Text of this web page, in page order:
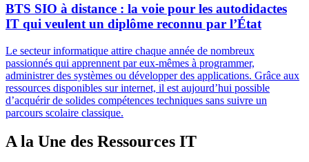
BTS SIO à distance : la voie pour les autodidactes
IT qui veulent un diplôme reconnu par l’État
Le secteur informatique attire chaque année de nombreux
passionnés qui apprennent par eux-mêmes à programmer,
administrer des systèmes ou développer des applications. Grâce aux
ressources disponibles sur internet, il est aujourd’hui possible
d’acquérir de solides compétences techniques sans suivre un
parcours scolaire classique.
A la Une des Ressources IT